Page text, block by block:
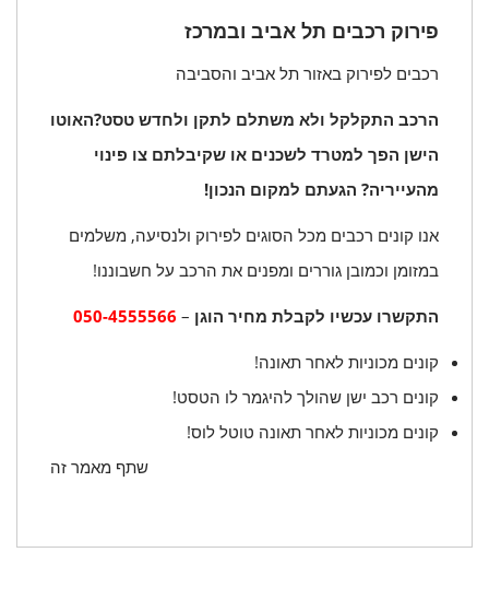
פירוק רכבים תל אביב ובמרכז
רכבים לפירוק באזור תל אביב והסביבה
הרכב התקלקל ולא משתלם לתקן ולחדש טסט?האוטו
הישן הפך למטרד לשכנים או שקיבלתם צו פינוי
מהעייריה? הגעתם למקום הנכון!
אנו קונים רכבים מכל הסוגים לפירוק ולנסיעה, משלמים
במזומן וכמובן גוררים ומפנים את הרכב על חשבוננו!
התקשרו עכשיו לקבלת מחיר הוגן –
050-4555566
קונים מכוניות לאחר תאונה!
קונים רכב ישן שהולך להיגמר לו הטסט!
קונים מכוניות לאחר תאונה טוטל לוס!
שתף מאמר זה